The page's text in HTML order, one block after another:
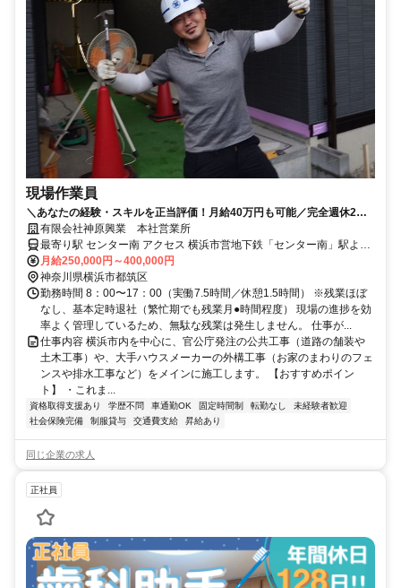
現場作業員
＼あなたの経験・スキルを正当評価！月給40万円も可能／完全週休2日×
残業ほぼなし。プライベートも収入・キャリアも、どちらも諦めない！
有限会社神原興業 本社営業所
最寄り駅 センター南 アクセス 横浜市営地下鉄「センター南」駅より
車で3〜4分
月給250,000円～400,000円
神奈川県横浜市都筑区
勤務時間 8：00〜17：00（実働7.5時間／休憩1.5時間） ※残業ほぼ
なし、基本定時退社（繁忙期でも残業月●時間程度） 現場の進捗を効
率よく管理しているため、無駄な残業は発生しません。 仕事が...
仕事内容 横浜市内を中心に、官公庁発注の公共工事（道路の舗装や
土木工事）や、大手ハウスメーカーの外構工事（お家のまわりのフェ
ンスや排水工事など）をメインに施工します。 【おすすめポイン
ト】 ・これま...
資格取得支援あり 学歴不問 車通勤OK 固定時間制 転勤なし
未経験者歓迎
社会保険完備
制服貸与 交通費支給 昇給あり
同じ企業の求人
正社員